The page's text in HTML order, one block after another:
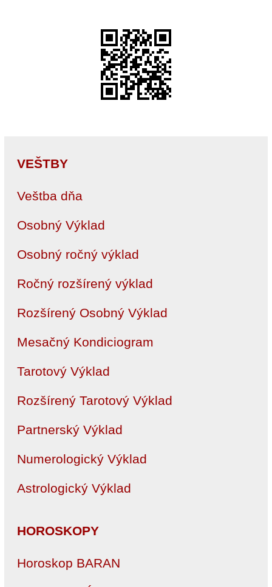
VEŠTBY
Veštba dňa
Osobný Výklad
Osobný ročný výklad
Ročný rozšírený výklad
Rozšírený Osobný Výklad
Mesačný Kondiciogram
Tarotový Výklad
Rozšírený Tarotový Výklad
Partnerský Výklad
Numerologický Výklad
Astrologický Výklad
HOROSKOPY
Horoskop BARAN